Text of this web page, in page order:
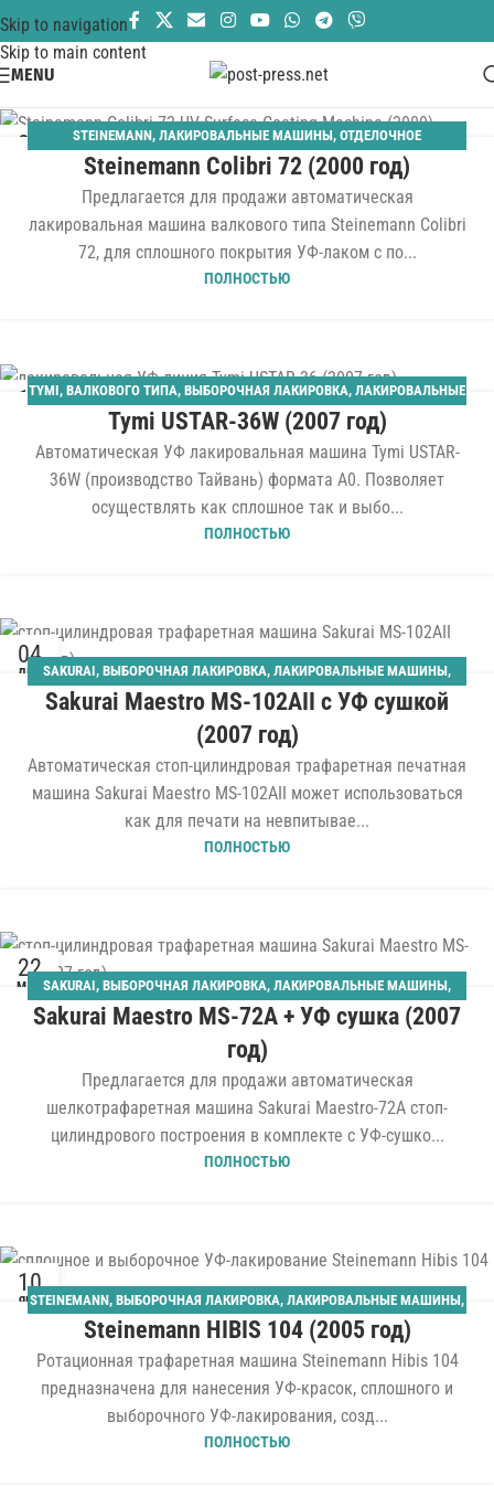
Skip to navigation
Skip to main content
MENU
24 STEINEMANN, ЛАКИРОВАЛЬНЫЕ МАШИНЫ, ОТДЕЛОЧНОЕ
ОБОРУДОВАНИЕ,СПЛОШНАЯ ЛАКИРОВКА
Steinemann Colibri 72 (2000 год)
Предлагается для продажи автоматическая
лакировальная машина валкового типа Steinemann Colibri
72, для сплошного покрытия УФ-лаком с по...
ПОЛНОСТЬЮ
10TYMI, ВАЛКОВОГО ТИПА, ВЫБОРОЧНАЯ ЛАКИРОВКА, ЛАКИРОВАЛЬНЫЕ
ОТДЕЛОЧНОЕ ОБОРУДОВАНИЕ,ПР-ВО КИТАЙ,СПЛОШНАЯ
ЛАКИРОВКА
Tymi USTAR-36W (2007 год)
Автоматическая УФ лакировальная машина Tymi USTAR-
36W (производство Тайвань) формата A0. Позволяет
осуществлять как сплошное так и выбо...
ПОЛНОСТЬЮ
04
ДЕК SAKURAI, ВЫБОРОЧНАЯ ЛАКИРОВКА, ЛАКИРОВАЛЬНЫЕ МАШИНЫ,
ОТДЕЛОЧНОЕ ОБОРУДОВАНИЕ,ШЕЛКОТРАФАРЕТНОГО ТИПА,
ШЕЛКОТРАФАРЕТНЫЕ СТАНКИ
Sakurai Maestro MS-102AII с УФ сушкой
(2007 год)
Автоматическая стоп-цилиндровая трафаретная печатная
машина Sakurai Maestro MS-102AII может использоваться
как для печати на невпитывае...
ПОЛНОСТЬЮ
22
МАР SAKURAI, ВЫБОРОЧНАЯ ЛАКИРОВКА, ЛАКИРОВАЛЬНЫЕ МАШИНЫ,
ОТДЕЛОЧНОЕ ОБОРУДОВАНИЕ, СПЛОШНАЯ ЛАКИРОВКА,
ШЕЛКОТРАФАРЕТНОГО ТИПА
Sakurai Maestro MS-72A + УФ сушка (2007
год)
Предлагается для продажи автоматическая
шелкотрафаретная машина Sakurai Maestro-72A стоп-
цилиндрового построения в комплекте с УФ-сушко...
ПОЛНОСТЬЮ
10
ЯНВSTEINEMANN, ВЫБОРОЧНАЯ ЛАКИРОВКА, ЛАКИРОВАЛЬНЫЕ МАШИНЫ,
ОТДЕЛОЧНОЕ ОБОРУДОВАНИЕ СПЛОШНАЯ ЛАКИРОВКА
Steinemann HIBIS 104 (2005 год)
Ротационная трафаретная машина Steinemann Hibis 104
предназначена для нанесения УФ-красок, сплошного и
выборочного УФ-лакирования, созд...
ПОЛНОСТЬЮ